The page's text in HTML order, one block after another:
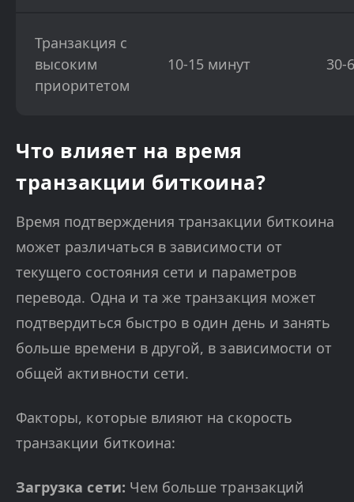
Транзакция с
высоким
приоритетом
10-15 минут 30-
Что влияет на время
транзакции биткоина?
Время подтверждения транзакции биткоина
может различаться в зависимости от
текущего состояния сети и параметров
перевода. Одна и та же транзакция может
подтвердиться быстро в один день и занять
больше времени в другой, в зависимости от
общей активности сети.
Факторы, которые влияют на скорость
транзакции биткоина:
Загрузка сети: Чем больше транзакций